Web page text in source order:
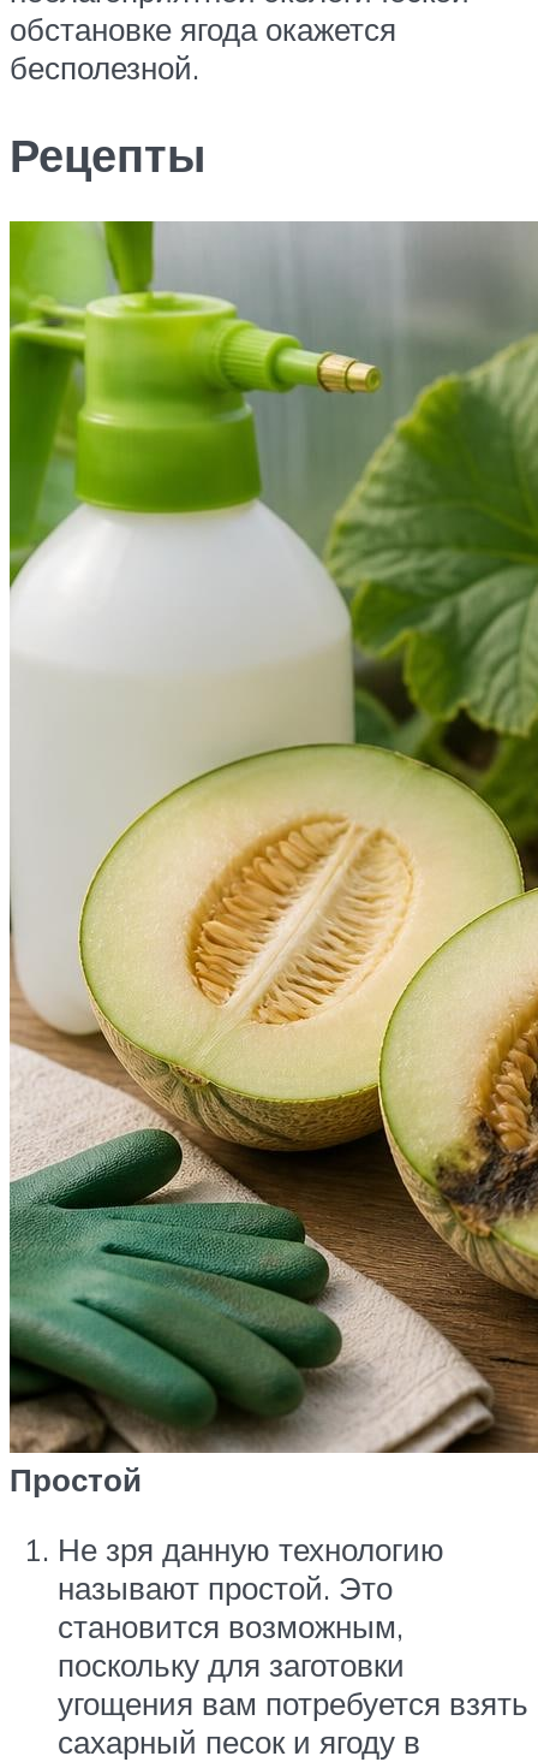
обстановке ягода окажется
бесполезной.
Рецепты
Простой
Не зря данную технологию
называют простой. Это
становится возможным,
поскольку для заготовки
угощения вам потребуется взять
сахарный песок и ягоду в